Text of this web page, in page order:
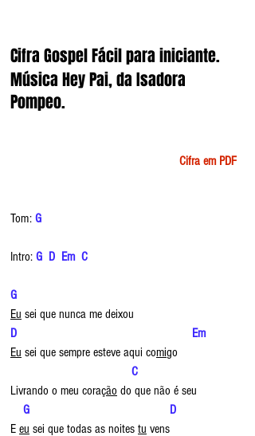
Cifra Gospel Fácil para iniciante.
Música Hey Pai, da Isadora
Pompeo.
Cifra em PDF
Tom: G
Intro: G  D  Em  C
G
Eu sei que nunca me deixou
D                                                       Em
Eu sei que sempre esteve aqui comigo
C
Livrando o meu coração do que não é seu
   G                                            D
E eu sei que todas as noites tu vens